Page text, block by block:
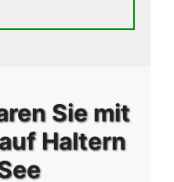
Sie mit
Haltern